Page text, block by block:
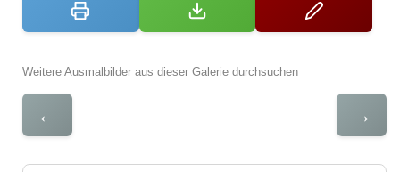
Weitere Ausmalbilder aus dieser Galerie durchsuchen
← →